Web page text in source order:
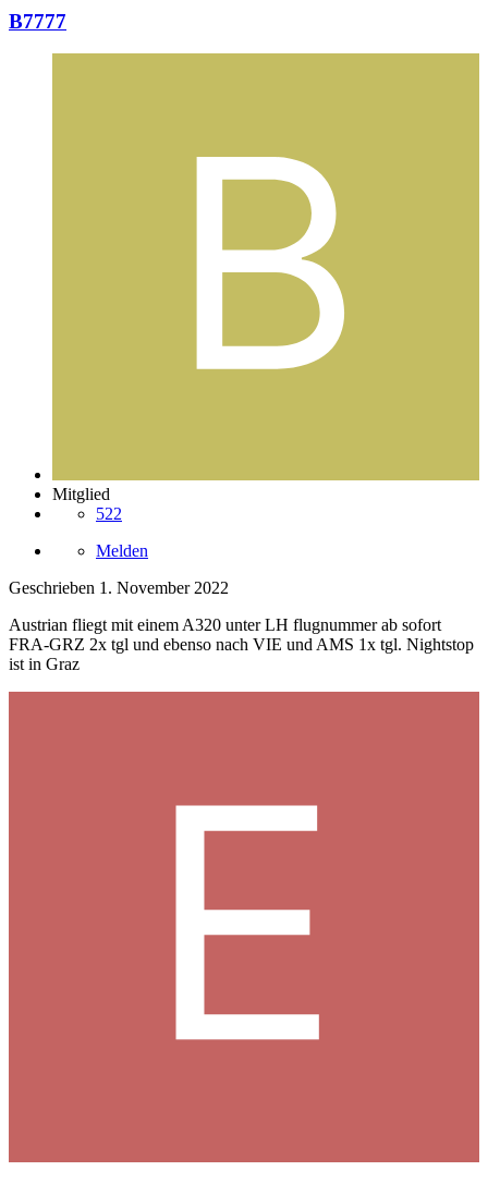
B7777
Mitglied
522
Melden
Geschrieben 1. November 2022
Austrian fliegt mit einem A320 unter LH flugnummer ab sofort
FRA-GRZ 2x tgl und ebenso nach VIE und AMS 1x tgl. Nightstop
ist in Graz